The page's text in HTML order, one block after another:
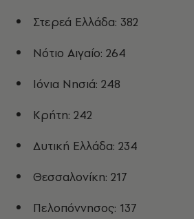
Στερεά Ελλάδα: 382
Νότιο Αιγαίο: 264
Ιόνια Νησιά: 248
Κρήτη: 242
Δυτική Ελλάδα: 234
Θεσσαλονίκη: 217
Πελοπόννησος: 137